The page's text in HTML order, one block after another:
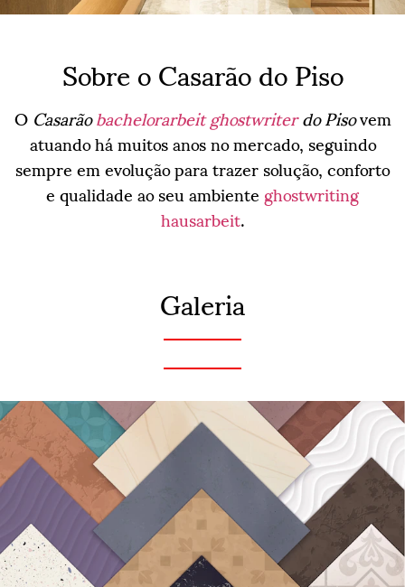
Sobre o Casarão do Piso
OCasarãobachelorarbeit ghostwriterdo Pisovem
atuando há muitos anos no mercado, seguindo
sempre em evolução para trazer solução, conforto
e qualidade ao seu ambienteghostwriting
hausarbeit.
Galeria